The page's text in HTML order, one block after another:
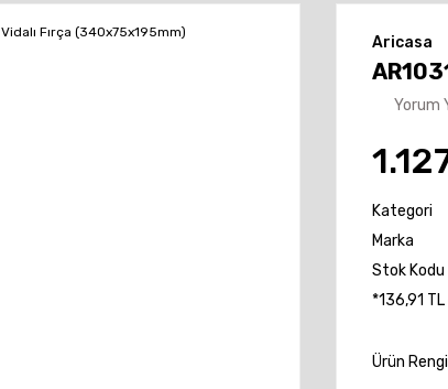
Aricasa
Yorum
Kategori
Marka
Stok Kodu
*136,91
Ürün Rengi